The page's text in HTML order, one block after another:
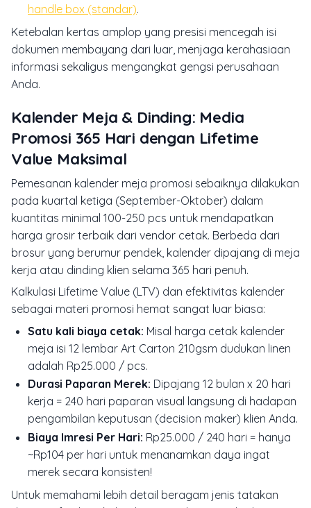
handle box (standar).
Ketebalan kertas amplop yang presisi mencegah isi
dokumen membayang dari luar, menjaga kerahasiaan
informasi sekaligus mengangkat gengsi perusahaan
Anda.
Kalender Meja & Dinding: Media
Promosi 365 Hari dengan Lifetime
Value Maksimal
Pemesanan kalender meja promosi sebaiknya dilakukan
pada kuartal ketiga (September-Oktober) dalam
kuantitas minimal 100-250 pcs untuk mendapatkan
harga grosir terbaik dari vendor cetak. Berbeda dari
brosur yang berumur pendek, kalender dipajang di meja
kerja atau dinding klien selama 365 hari penuh.
Kalkulasi Lifetime Value (LTV) dan efektivitas kalender
sebagai materi promosi hemat sangat luar biasa:
Satu kali biaya cetak: Misal harga cetak kalender
meja isi 12 lembar Art Carton 210gsm dudukan linen
adalah Rp25.000 / pcs.
Durasi Paparan Merek: Dipajang 12 bulan x 20 hari
kerja = 240 hari paparan visual langsung di hadapan
pengambilan keputusan (decision maker) klien Anda.
Biaya Imresi Per Hari: Rp25.000 / 240 hari = hanya
~Rp104 per hari untuk menanamkan daya ingat
merek secara konsisten!
Untuk memahami lebih detail beragam jenis tatakan